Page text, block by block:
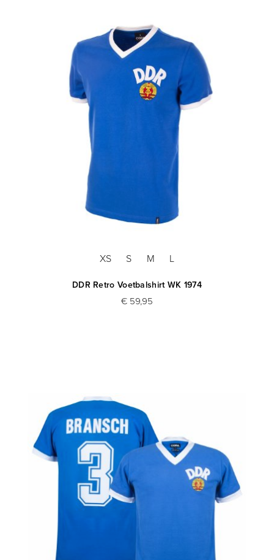
XS S M L
DDR Retro Voetbalshirt WK 1974
€ 59,95